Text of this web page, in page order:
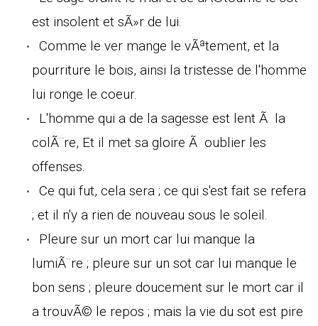
est insolent et sÃ»r de lui.
Comme le ver mange le vÃªtement, et la
pourriture le bois, ainsi la tristesse de l'homme
lui ronge le coeur.
L'homme qui a de la sagesse est lent Ã la
colÃ¨re, Et il met sa gloire Ã oublier les
offenses.
Ce qui fut, cela sera ; ce qui s'est fait se refera
; et il n'y a rien de nouveau sous le soleil.
Pleure sur un mort car lui manque la
lumiÃ¨re ; pleure sur un sot car lui manque le
bon sens ; pleure doucement sur le mort car il
a trouvÃ© le repos ; mais la vie du sot est pire